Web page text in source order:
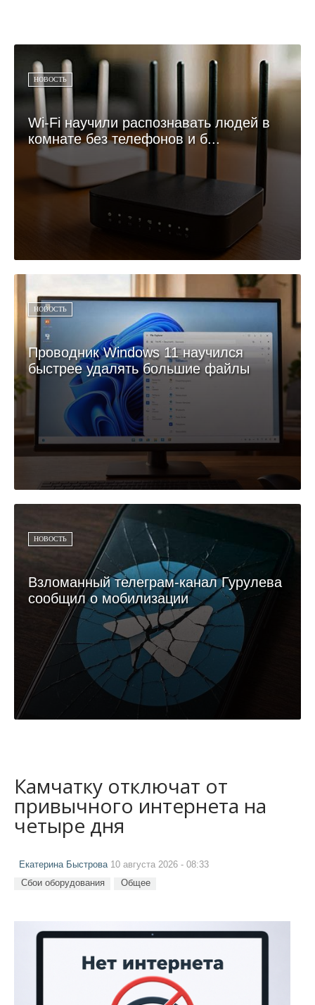
НОВОСТЬ
Wi-Fi научили распознавать людей в
комнате без телефонов и б...
НОВОСТЬ
Проводник Windows 11 научился
быстрее удалять большие файлы
НОВОСТЬ
Взломанный телеграм-канал Гурулева
сообщил о мобилизации
Камчатку отключат от
привычного интернета на
четыре дня
Екатерина Быстрова10 августа 2026 - 08:33
Сбои оборудования Общее